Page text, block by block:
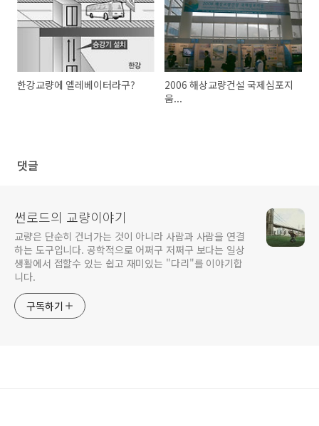
한강교량에 엘레베이터라구?
2006 해상교량건설 국제심포지
움...
댓글
썬로드의 교량이야기
교량은 단순히 건너가는 것이 아니라 사람과 사람을 연결
하는 도구입니다. 공학적으로 어쩌구 저쩌구 보다는 일상
생활에서 접할수 있는 쉽고 재미있는 "다리"를 이야기합
니다.
구독하기